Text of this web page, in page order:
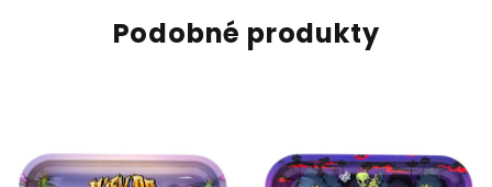
Podobné produkty